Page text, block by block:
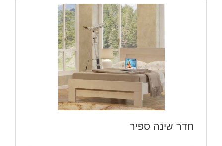
חדר שינה ספיר